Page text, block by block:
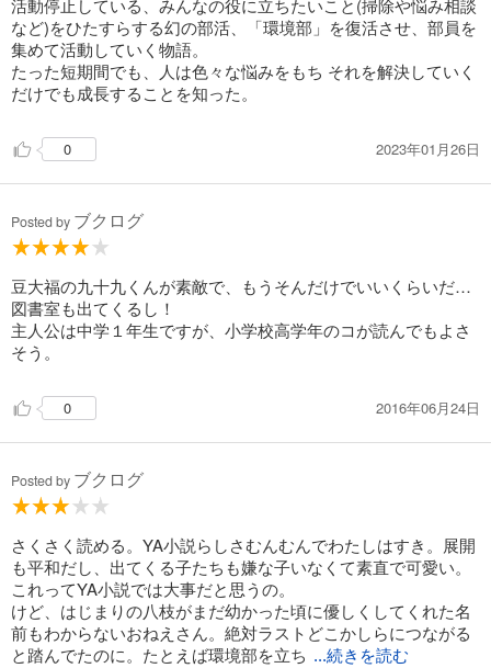
活動停止している、みんなの役に立ちたいこと(掃除や悩み相談
など)をひたすらする幻の部活、「環境部」を復活させ、部員を
集めて活動していく物語。
たった短期間でも、人は色々な悩みをもち それを解決していく
だけでも成長することを知った。
0 2023年01月26日
Posted by ブクログ
豆大福の九十九くんが素敵で、もうそんだけでいいくらいだ…
図書室も出てくるし！
主人公は中学１年生ですが、小学校高学年のコが読んでもよさ
そう。
0 2016年06月24日
Posted by ブクログ
さくさく読める。YA小説らしさむんむんでわたしはすき。展開
も平和だし、出てくる子たちも嫌な子いなくて素直で可愛い。
これってYA小説では大事だと思うの。
けど、はじまりの八枝がまだ幼かった頃に優しくしてくれた名
前もわからないおねえさん。絶対ラストどこかしらにつながる
と踏んでたのに。たとえば環境部を立ち ...続きを読む